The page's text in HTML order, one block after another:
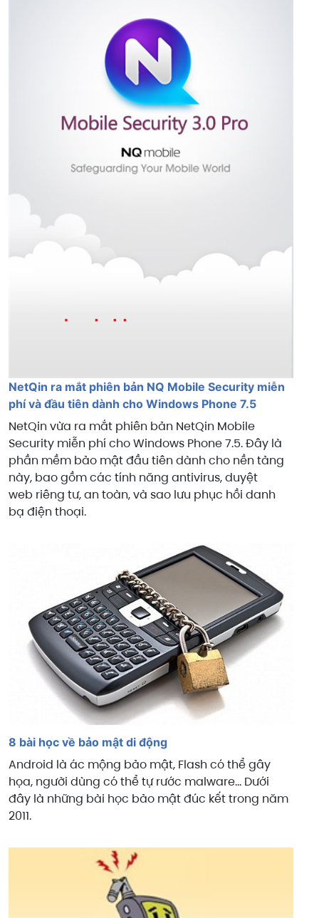
NetQin ra mắt phiên bản NQ Mobile Security miễn
phí và đầu tiên dành cho Windows Phone 7.5
NetQin vừa ra mắt phiên bản NetQin Mobile
Security miễn phí cho Windows Phone 7.5. Đây là
phần mềm bảo mật đầu tiên dành cho nền tảng
này, bao gồm các tính năng antivirus, duyệt
web riêng tư, an toàn, và sao lưu phục hồi danh
bạ điện thoại.
8 bài học về bảo mật di động
Android là ác mộng bảo mật, Flash có thể gây
họa, người dùng có thể tự rước malware... Dưới
đây là những bài học bảo mật đúc kết trong năm
2011.